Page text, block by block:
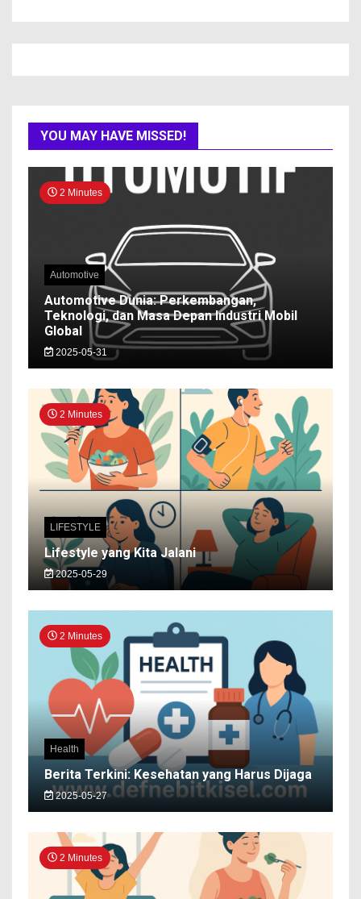
YOU MAY HAVE MISSED!
2 Minutes
Automotive
Automotive Dunia: Perkembangan,
Teknologi, dan Masa Depan Industri Mobil
Global
2025-05-31
2 Minutes
LIFESTYLE
Lifestyle yang Kita Jalani
2025-05-29
2 Minutes
Health
Berita Terkini: Kesehatan yang Harus Dijaga
2025-05-27
2 Minutes